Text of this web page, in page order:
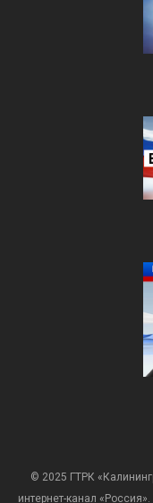
© 2025 ГТРК
интернет-канал